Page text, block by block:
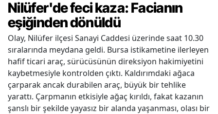
Nilüfer'de feci kaza: Facianın
eşiğinden dönüldü
Olay, Nilüfer ilçesi Sanayi Caddesi üzerinde saat 10.30
sıralarında meydana geldi. Bursa istikametine ilerleyen
hafif ticari araç, sürücüsünün direksiyon hakimiyetini
kaybetmesiyle kontrolden çıktı. Kaldırımdaki ağaca
çarparak ancak durabilen araç, büyük bir tehlike
yarattı. Çarpmanın etkisiyle ağaç kırıldı, fakat kazanın
şanslı bir şekilde yayasız bir alanda yaşanması, olası bir